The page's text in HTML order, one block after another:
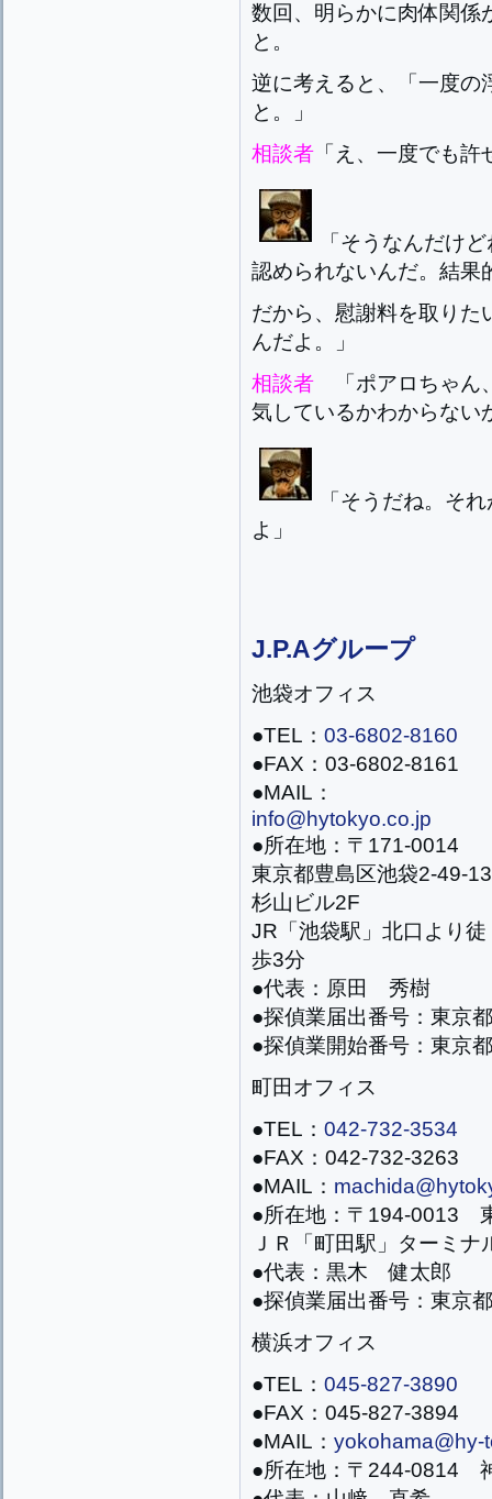
数回、明らかに肉体関係
と。
逆に考えると、「一度の
と。」
相談者 「え、一度でも
「そうなんだけ
認められないんだ。結果
だから、慰謝料を取りた
んだよ。」
相談者
「ポアロちゃ
気しているかわからない
「そうだね。そ
よ」
J.P.Aグループ
池袋オフィス
●TEL： 03-6802-8160
●FAX：03-6802-8161
●MAIL：
info@hytokyo.co.jp
●所在地：〒171-0014
東京都豊島区池袋2-49-13
杉山ビル2F
JR「池袋駅」北口より徒
歩3分
●代表：原田 秀樹
●探偵業届出番号：東京
●探偵業開始番号：東京
町田オフィス
●TEL： 042-732-3534
●FAX：042-732-3263
●MAIL：
●所在地：〒194-0013
ＪＲ「町田駅」ターミナ
●代表：黒木 健太郎
●探偵業届出番号：東京
横浜オフィス
●TEL： 045-827-3890
●FAX：045-827-3894
●MAIL： yokohama@hy-
●所在地：〒244-0814